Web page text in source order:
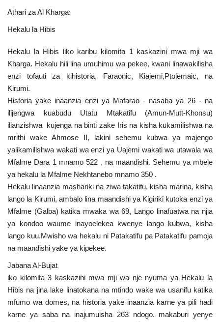
Athari za Al Kharga:
Hekalu la Hibis
Hekalu la Hibis liko karibu kilomita 1 kaskazini mwa mji wa
Kharga. Hekalu hili lina umuhimu wa pekee, kwani linawakilisha
enzi tofauti za kihistoria, Faraonic, Kiajemi,Ptolemaic, na
Kirumi.
Historia yake inaanzia enzi ya Mafarao - nasaba ya 26 - na
ilijengwa kuabudu Utatu Mtakatifu (Amun-Mutt-Khonsu)
ilianzishwa kujenga na binti zake Iris na kisha kukamilishwa na
mrithi wake Ahmose II, lakini sehemu kubwa ya majengo
yalikamilishwa wakati wa enzi ya Uajemi wakati wa utawala wa
Mfalme Dara 1 mnamo 522 , na maandishi. Sehemu ya mbele
ya hekalu la Mfalme Nekhtanebo mnamo 350 .
Hekalu linaanzia mashariki na ziwa takatifu, kisha marina, kisha
lango la Kirumi, ambalo lina maandishi ya Kigiriki kutoka enzi ya
Mfalme (Galba) katika mwaka wa 69, Lango linafuatwa na njia
ya kondoo waume inayoelekea kwenye lango kubwa, kisha
lango kuu.Mwisho wa hekalu ni Patakatifu pa Patakatifu pamoja
na maandishi yake ya kipekee.
Jabana Al-Bujat
iko kilomita 3 kaskazini mwa mji wa nje nyuma ya Hekalu la
Hibis na jina lake linatokana na mtindo wake wa usanifu katika
mfumo wa domes, na historia yake inaanzia karne ya pili hadi
karne ya saba na inajumuisha 263 ndogo. makaburi yenye